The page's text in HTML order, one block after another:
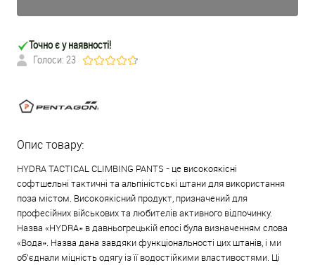
Точно є у наявності!
Голоси: 23
Опис товару:
HYDRA TACTICAL CLIMBING PANTS - це високоякісні
софтшельні тактичні та альпіністські штани для використання
поза містом. Високоякісний продукт, призначений для
професійних військових та любителів активного відпочинку.
Назва «HYDRA» в давньогрецькій епосі була визначенням слова
«Вода». Назва дана завдяки функціональності цих штанів, і ми
об'єднали міцність одягу із її водостійкими властивостями. Ці